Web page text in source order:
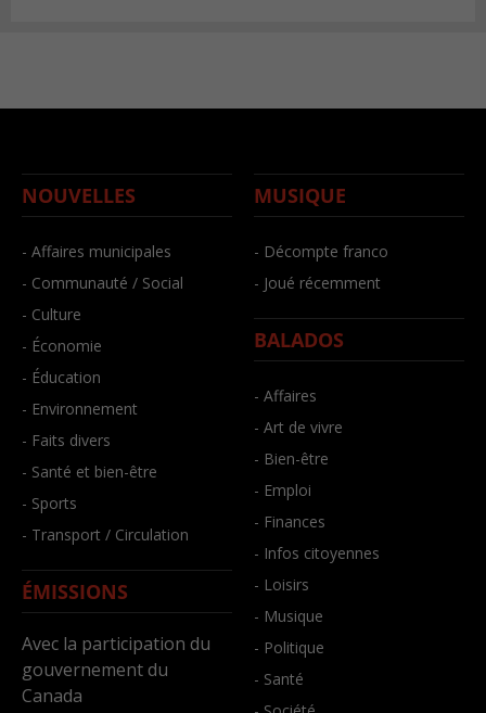
NOUVELLES
- Affaires municipales
- Communauté / Social
- Culture
- Économie
- Éducation
- Environnement
- Faits divers
- Santé et bien-être
- Sports
- Transport / Circulation
ÉMISSIONS
Avec la participation du
gouvernement du
Canada
MUSIQUE
- Décompte franco
- Joué récemment
BALADOS
- Affaires
- Art de vivre
- Bien-être
- Emploi
- Finances
- Infos citoyennes
- Loisirs
- Musique
- Politique
- Santé